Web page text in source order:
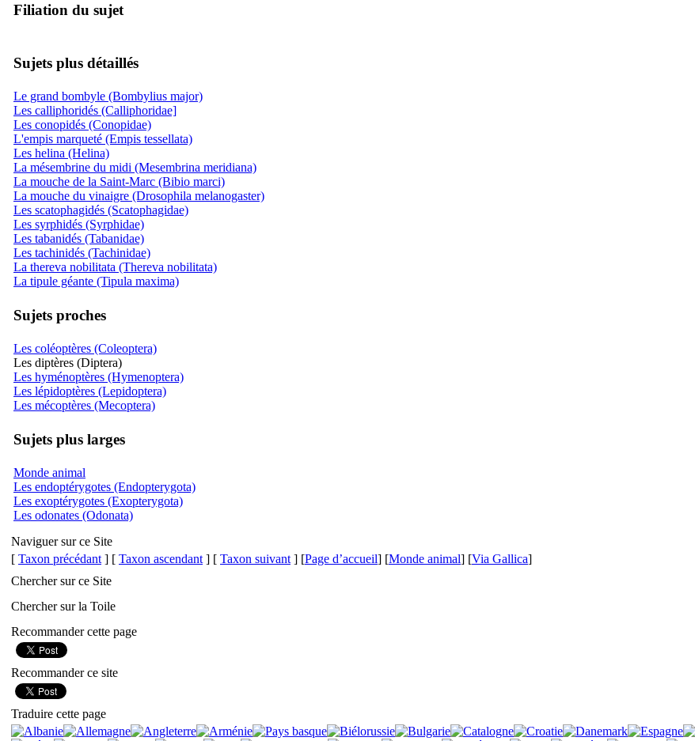
Filiation du sujet
Sujets plus détaillés
Le grand bombyle (Bombylius major)
Les calliphoridés (Calliphoridae]
Les conopidés (Conopidae)
L'empis marqueté (Empis tessellata)
Les helina (Helina)
La mésembrine du midi (Mesembrina meridiana)
La mouche de la Saint-Marc (Bibio marci)
La mouche du vinaigre (Drosophila melanogaster)
Les scatophagidés (Scatophagidae)
Les syrphidés (Syrphidae)
Les tabanidés (Tabanidae)
Les tachinidés (Tachinidae)
La thereva nobilitata (Thereva nobilitata)
La tipule géante (Tipula maxima)
Sujets proches
Les coléoptères (Coleoptera)
Les diptères (Diptera)
Les hyménoptères (Hymenoptera)
Les lépidoptères (Lepidoptera)
Les mécoptères (Mecoptera)
Sujets plus larges
Monde animal
Les endoptérygotes (Endopterygota)
Les exoptérygotes (Exopterygota)
Les odonates (Odonata)
Naviguer sur ce Site
[ Taxon précédant ] [ Taxon ascendant ] [ Taxon suivant ] [Page d’accueil] [Monde animal] [Via Gallica]
Chercher sur ce Site
Chercher sur la Toile
Recommander cette page
Recommander ce site
Traduire cette page